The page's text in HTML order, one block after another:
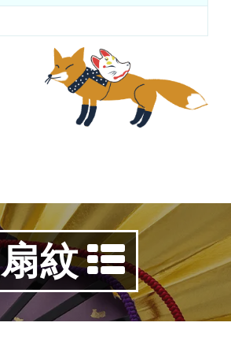
扇紋